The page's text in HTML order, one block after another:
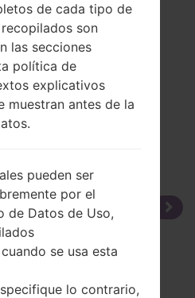
de cada tipo de
son
las secciones
política de
explicativos
muestran antes de la
pueden ser
por el
de Datos de Uso,
se usa esta
lo contrario,